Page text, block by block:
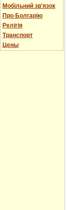
Мобільний зв'язок
Про Болгарію
Релігія
Транспорт
Цены